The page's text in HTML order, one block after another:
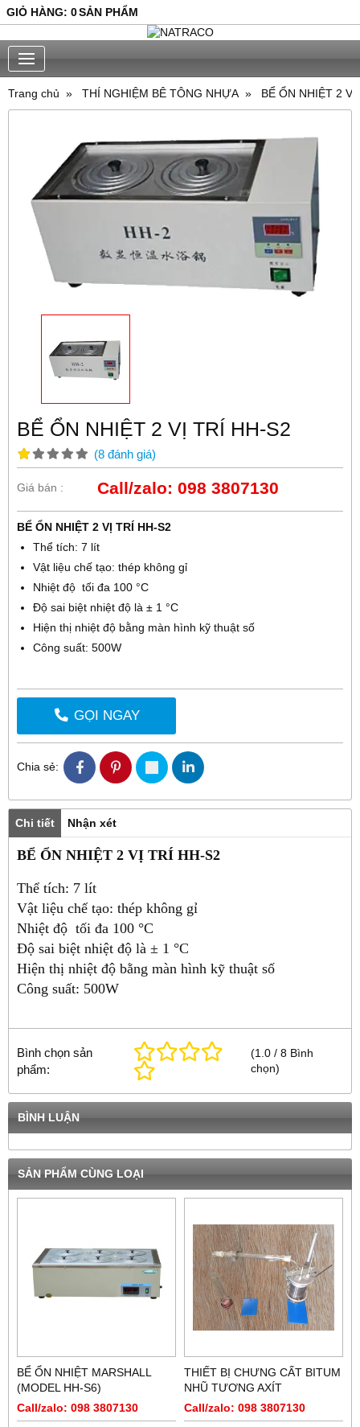
GIỎ HÀNG: 0SẢN PHẨM
Trang chủ THÍ NGHIỆM BÊ TÔNG NHỰA BỂ ỔN NHIỆT 2 VỊ
BỂ ỔN NHIỆT 2 VỊ TRÍ HH-S2
(8 đánh giá)
Giá bán : Call/zalo: 098 3807130
BỂ ỔN NHIỆT 2 VỊ TRÍ HH-S2
Thể tích: 7 lít
Vật liệu chế tạo: thép không gỉ
Nhiệt độ tối đa 100 °C
Độ sai biệt nhiệt độ là ± 1 °C
Hiện thị nhiệt độ bằng màn hình kỹ thuật số
Công suất: 500W
GỌI NGAY
Chia sẻ:
Chi tiết Nhận xét
BỂ ỔN NHIỆT 2 VỊ TRÍ HH-S2
Thể tích: 7 lít
Vật liệu chế tạo: thép không gỉ
Nhiệt độ tối đa 100 °C
Độ sai biệt nhiệt độ là ± 1 °C
Hiện thị nhiệt độ bằng màn hình kỹ thuật số
Công suất: 500W
Bình chọn sản
phẩm:
(1.0 /8 Bình
chọn)
BÌNH LUẬN
SẢN PHẨM CÙNG LOẠI
BỂ ỔN NHIỆT MARSHALL
(MODEL HH-S6)
Call/zalo: 098 3807130
THIẾT BỊ CHƯNG CẤT BITUM
NHŨ TƯƠNG AXÍT
Call/zalo: 098 3807130